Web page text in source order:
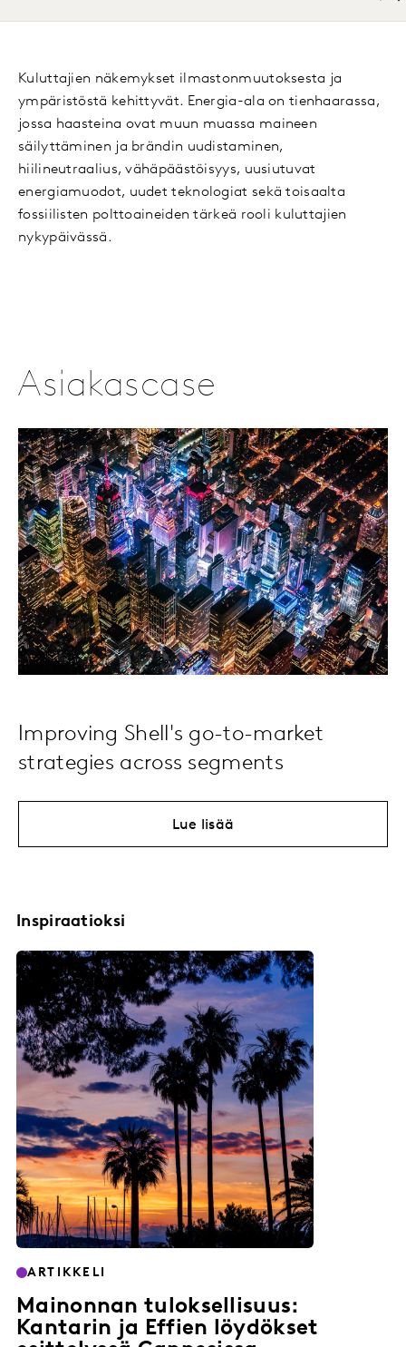
Kuluttajien näkemykset ilmastonmuutoksesta ja
ympäristöstä kehittyvät. Energia-ala on tienhaarassa,
jossa haasteina ovat muun muassa maineen
säilyttäminen ja brändin uudistaminen,
hiilineutraalius, vähäpäästöisyys, uusiutuvat
energiamuodot, uudet teknologiat sekä toisaalta
fossiilisten polttoaineiden tärkeä rooli kuluttajien
nykypäivässä.
Asiakascase
Improving Shell's go-to-market
strategies across segments
Lue lisää
Inspiraatioksi
ARTIKKELI
Mainonnan tuloksellisuus:
Kantarin ja Effien löydökset